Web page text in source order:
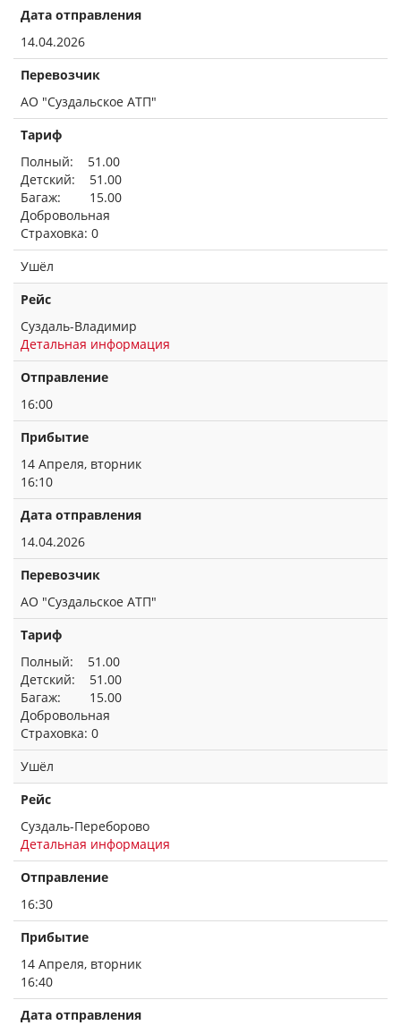
Дата отправления
14.04.2026
Перевозчик
АО "Суздальское АТП"
Тариф
Полный: 51.00
Детский: 51.00
Багаж: 15.00
Добровольная
Страховка: 0
Ушёл
Рейс
Суздаль-Владимир
Детальная информация
Отправление
16:00
Прибытие
14 Апреля, вторник
16:10
Дата отправления
14.04.2026
Перевозчик
АО "Суздальское АТП"
Тариф
Полный: 51.00
Детский: 51.00
Багаж: 15.00
Добровольная
Страховка: 0
Ушёл
Рейс
Суздаль-Переборово
Детальная информация
Отправление
16:30
Прибытие
14 Апреля, вторник
16:40
Дата отправления